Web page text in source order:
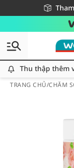
Miễn phí
Giao hàng
Thu thập thêm
TRANG CHỦ/CHĂM